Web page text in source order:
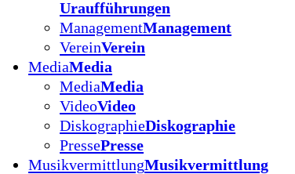
Uraufführungen
ManagementManagement
VereinVerein
MediaMedia
MediaMedia
VideoVideo
DiskographieDiskographie
PressePresse
MusikvermittlungMusikvermittlung